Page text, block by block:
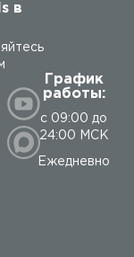
в
График
работы:
с 09:00 до
24:00 МСК
Ежедневно